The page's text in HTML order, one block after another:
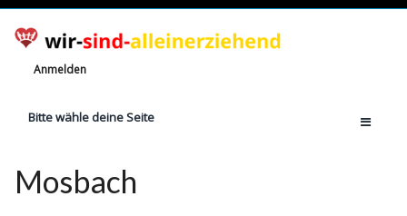
Anmelden
Bitte wähle deine Seite
Mosbach